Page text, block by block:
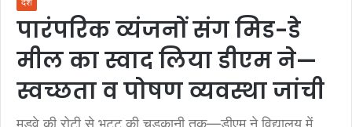
पारंपरिक व्यंजनों संग मिड-डे
मील का स्वाद लिया डीएम ने—
स्वच्छता व पोषण व्यवस्था जांची
मडुवे की रोटी से भट्ट की चुड़कानी तक—डीएम ने विद्यालय में